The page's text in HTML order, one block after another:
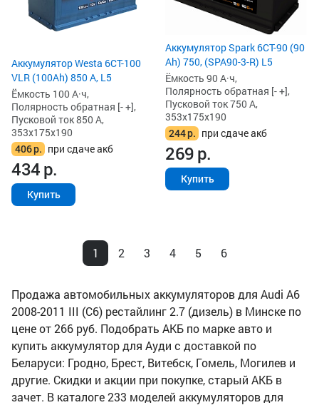
Аккумулятор Westa 6СТ-100
VLR (100Ah) 850 А, L5
Ёмкость 100 А·ч,
Полярность обратная [- +],
Пусковой ток 850 А,
353x175x190
406р. при сдаче акб
434р.
Купить
Аккумулятор Spark 6СТ-90 (90
Ah) 750, (SPA90-3-R) L5
Ёмкость 90 А·ч,
Полярность обратная [- +],
Пусковой ток 750 А,
353x175x190
244р. при сдаче акб
269р.
Купить
1 2 3 4 5 6
Продажа автомобильных аккумуляторов для Audi A6
2008-2011 III (C6) рестайлинг 2.7 (дизель) в Минске по
цене от 266 руб. Подобрать АКБ по марке авто и
купить аккумулятор для Ауди с доставкой по
Беларуси: Гродно, Брест, Витебск, Гомель, Могилев и
другие. Скидки и акции при покупке, старый АКБ в
зачет. В каталоге 233 моделей аккумуляторов для